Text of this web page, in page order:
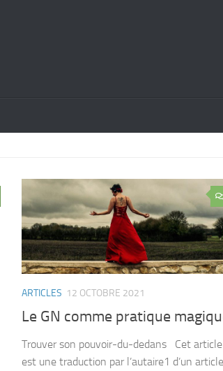
ARTICLES 12 OCTOBRE 2021
Le GN comme pratique
Trouver son pouvoir-du-dedans Cet article
est une traduction par l’autaire1 d’un article